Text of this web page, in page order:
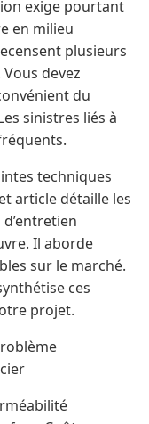
exige pourtant
en milieu
plusieurs
devez
du
sinistres liés à
techniques
article détaille les
Il aborde
sur le marché.
ces
projet.